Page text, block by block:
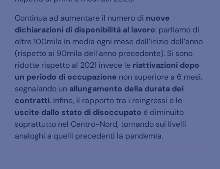
Continua ad aumentare il numero di nuove
dichiarazioni di disponibilità al lavoro: parliamo di
oltre 100mila in media ogni mese dall’inizio dell’anno
(rispetto ai 90mila dell’anno precedente). Si sono
ridotte rispetto al 2021 invece le riattivazioni dopo
un periodo di occupazione non superiore a 6 mesi,
segnalando un allungamento della durata dei
contratti. Infine, il rapporto tra i reingressi e le
uscite dallo stato di disoccupato è diminuito
soprattutto nel Centro-Nord, tornando sui livelli
analoghi a quelli precedenti la pandemia.